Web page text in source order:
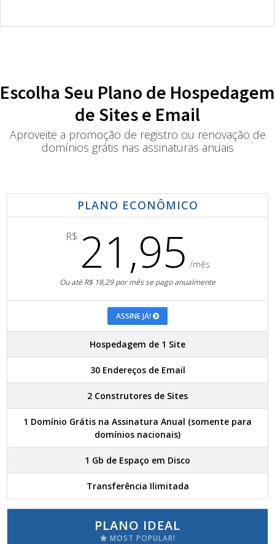
Escolha Seu Plano de Hospedagem
de Sites e Email
Aproveite a promoção de registro ou renovação de
domínios grátis nas assinaturas anuais
PLANO ECONÔMICO
R$ 21,95 /mês
Ou até R$ 18,29 por mês se pago anualmente
ASSINE JÁ!
Hospedagem de 1 Site
30 Endereços de Email
2 Construtores de Sites
1 Domínio Grátis na Assinatura Anual (somente para
domínios nacionais)
1 Gb de Espaço em Disco
Transferência Ilimitada
PLANO IDEAL
MOST POPULAR!